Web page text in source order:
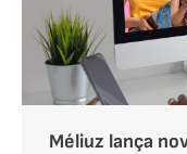
Méliuz lança